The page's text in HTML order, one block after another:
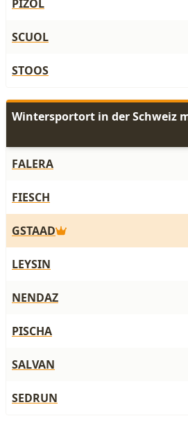
PIZOL
SCUOL
STOOS
Wintersportort in der Schweiz
FALERA
FIESCH
GSTAAD
LEYSIN
NENDAZ
PISCHA
SALVAN
SEDRUN